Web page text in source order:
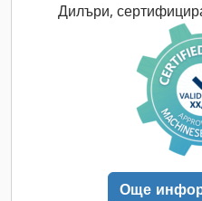
обработвани само ако
ТЕЛЕФОНЕН НОМЕР! За
обработваме заявки по
телефонен номер!
телефонни запитвания и
собственик * Собствено
Алуминиева платформа *
със спирачки на дискове *
на протектора: 6/6, 5/5, 6/
Възможни са грешки и
Дилъри,
Още